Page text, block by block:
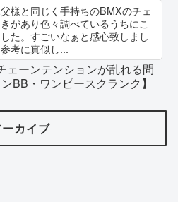
様と同じく手持ちのBMXのチェ
があり色々調べているうちにこ
た。すごいなぁと感心致しまし
考に真似し...
ェーンテンションが乱れる問
BB・ワンピースクランク】
カイブ